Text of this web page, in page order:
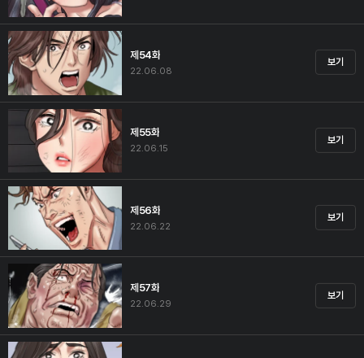
제54화
22.06.08
보기
제55화
22.06.15
보기
제56화
22.06.22
보기
제57화
22.06.29
보기